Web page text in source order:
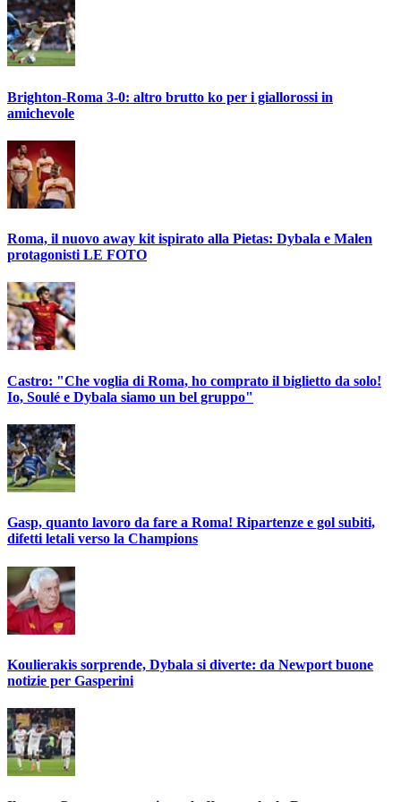
Brighton-Roma 3-0: altro brutto ko per i giallorossi in
amichevole
Roma, il nuovo away kit ispirato alla Pietas: Dybala e Malen
protagonisti LE FOTO
Castro: "Che voglia di Roma, ho comprato il biglietto da solo!
Io, Soulé e Dybala siamo un bel gruppo"
Gasp, quanto lavoro da fare a Roma! Ripartenze e gol subiti,
difetti letali verso la Champions
Koulierakis sorprende, Dybala si diverte: da Newport buone
notizie per Gasperini